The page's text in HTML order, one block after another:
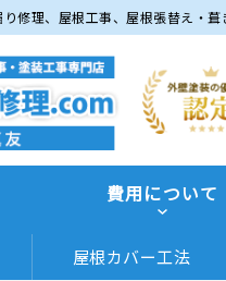
修理、屋根工事、屋根張替え・
費用について
屋根カバー工法